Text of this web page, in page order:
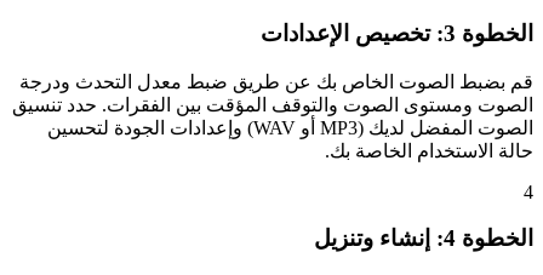
الخطوة 3: تخصيص الإعدادات
قم بضبط الصوت الخاص بك عن طريق ضبط معدل التحدث ودرجة
الصوت ومستوى الصوت والتوقف المؤقت بين الفقرات. حدد تنسيق
الصوت المفضل لديك (MP3 أو WAV) وإعدادات الجودة لتحسين
حالة الاستخدام الخاصة بك.
4
الخطوة 4: إنشاء وتنزيل